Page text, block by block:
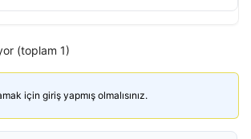
(toplam 1)
için giriş yapmış olmalısınız.